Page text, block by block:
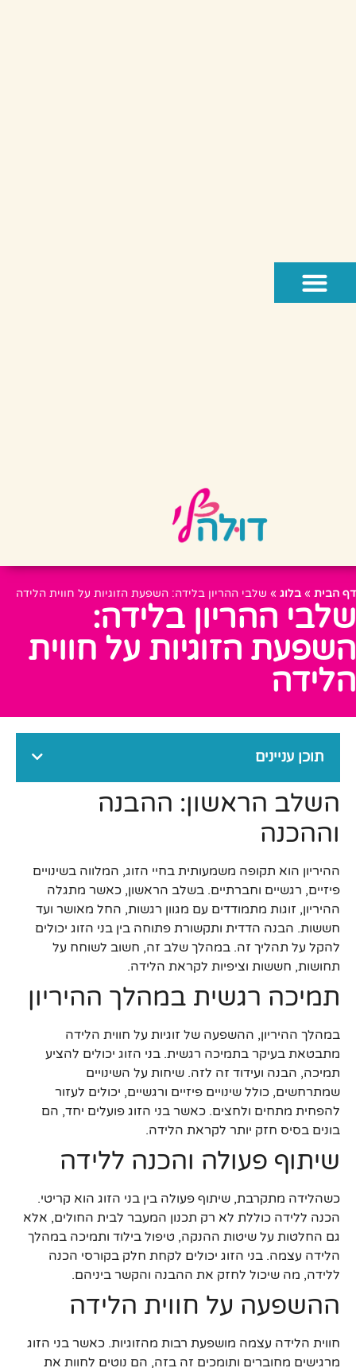
דף הבית » בלוג » שלבי ההריון בלידה: השפעת הזוגיות על חווית הלידה
שלבי ההריון בלידה:
השפעת הזוגיות על חווית
הלידה
תוכן עניינים
השלב הראשון: ההבנה
וההכנה
ההיריון הוא תקופה משמעותית בחיי הזוג, המלווה בשינויים
פיזיים, רגשיים וחברתיים. בשלב הראשון, כאשר מתגלה
ההיריון, זוגות מתמודדים עם מגוון רגשות, החל מאושר ועד
חששות. הבנה הדדית ותקשורת פתוחה בין בני הזוג יכולים
להקל על תהליך זה. במהלך שלב זה, חשוב לשוחח על
תחושות, חששות וציפיות לקראת הלידה.
תמיכה רגשית במהלך ההיריון
במהלך ההיריון, ההשפעה של זוגיות על חווית הלידה
מתבטאת בעיקר בתמיכה רגשית. בני הזוג יכולים להציע
תמיכה, הבנה ועידוד זה לזה. שיחות על השינויים
שמתרחשים, כולל שינויים פיזיים ורגשיים, יכולים לעזור
להפחית מתחים ולחצים. כאשר בני הזוג פועלים יחד, הם
בונים בסיס חזק יותר לקראת הלידה.
שיתוף פעולה והכנה ללידה
כשהלידה מתקרבת, שיתוף פעולה בין בני הזוג הוא קריטי.
הכנה ללידה כוללת לא רק תכנון המעבר לבית החולים, אלא
גם החלטות על שיטות ההנקה, טיפול בילוד ותמיכה במהלך
הלידה עצמה. בני הזוג יכולים לקחת חלק בקורסי הכנה
ללידה, מה שיכול לחזק את ההבנה והקשר ביניהם.
ההשפעה על חווית הלידה
חווית הלידה עצמה מושפעת רבות מהזוגיות. כאשר בני הזוג
מרגישים מחוברים ותומכים זה בזה, הם נוטים לחוות את